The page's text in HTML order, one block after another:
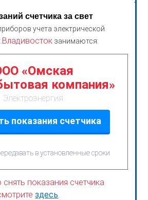
счетчика за свет
учета электрической
занимаются:
«Омская
компания»
Электроэнергия
показания счетчика
в установленные сроки
показания счетчика
здесь